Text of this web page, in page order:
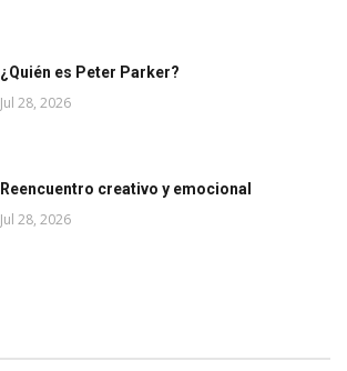
¿Quién es Peter Parker?
Jul 28, 2026
Reencuentro creativo y emocional
Jul 28, 2026